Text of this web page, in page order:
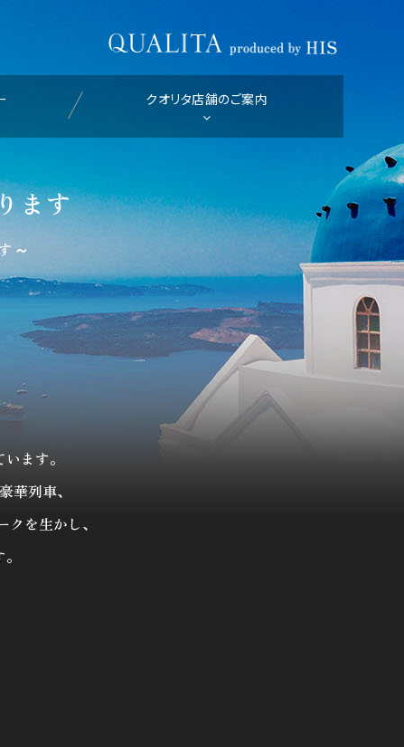
クオリタ店舗のご案内
ます
～
ます。
華列車、
を生かし、